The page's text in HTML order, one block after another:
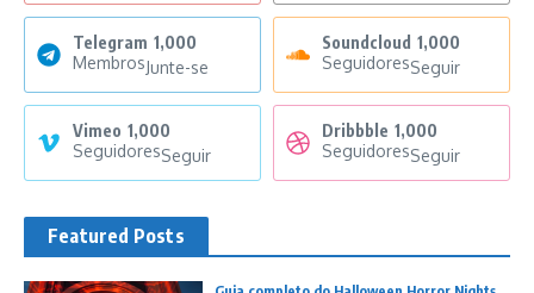
Telegram 1,000
MembrosJunte-se
Soundcloud 1,000
SeguidoresSeguir
Vimeo 1,000
SeguidoresSeguir
Dribbble 1,000
SeguidoresSeguir
Featured Posts